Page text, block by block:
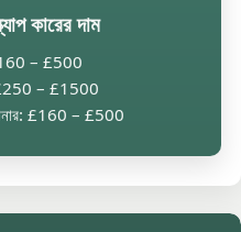
কারের দাম
– £500
– £1500
£160 – £500